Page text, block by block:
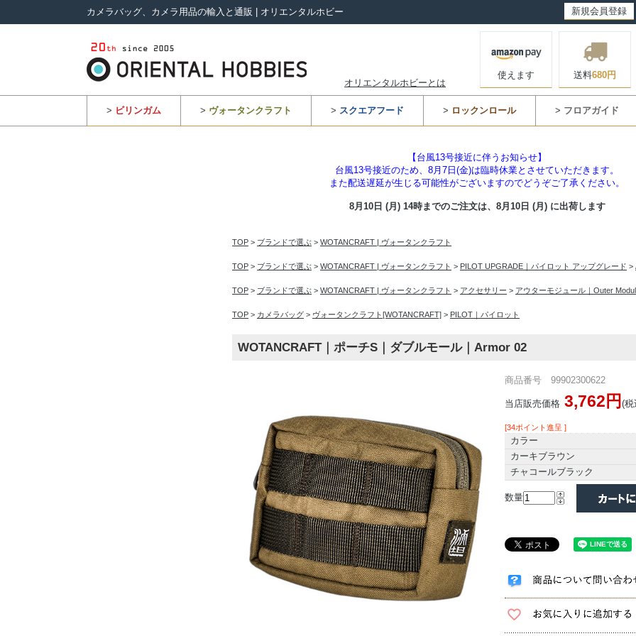
カメラバッグ、カメラ用品の輸入と通販 | オリエンタルホビー 新規会員登録
オリエンタルホビーとは
使えます 送料680円
> ビリンガム > ヴォータンクラフト > スクエアフード > ロックンロール > フロアガイド
【台風13号接近に伴うお知らせ】
台風13号接近のため、8月7日(金)は臨時休業とさせていただきます。
また配送遅延が生じる可能性がございますのでどうぞご了承ください。
8月10日 (月) 14時までのご注文は、 8月10日 (月) に出荷します
TOP > ブランドで選ぶ > WOTANCRAFT | ヴォータンクラフト
TOP > ブランドで選ぶ > WOTANCRAFT | ヴォータンクラフト > PILOT UPGRADE｜パイロット アップグレード >
TOP > ブランドで選ぶ > WOTANCRAFT | ヴォータンクラフト > アクセサリー > アウターモジュール｜Outer
TOP > カメラバッグ > ヴォータンクラフト[WOTANCRAFT] > PILOT｜パイロット
WOTANCRAFT｜ポーチS｜ダブルモール｜Armor 02
商品番号 99902300622
当店販売価格 3,762円(税
[34ポイント進呈 ]
カラー
カーキブラウン
チャコールブラック
数量